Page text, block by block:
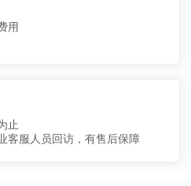
用
止
客服人员回访，有售后保障